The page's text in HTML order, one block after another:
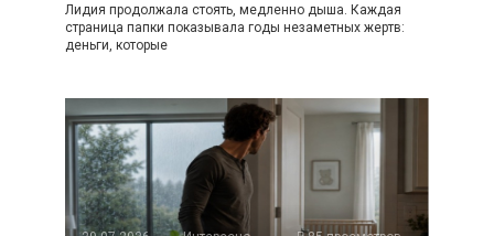
Лидия продолжала стоять, медленно дыша. Каждая
страница папки показывала годы незаметных жертв:
деньги, которые